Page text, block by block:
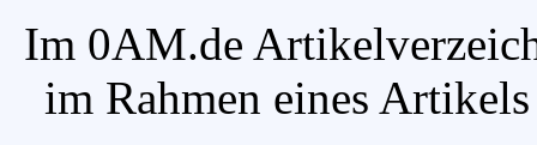
Im 0AM.de
im Rahmen eines